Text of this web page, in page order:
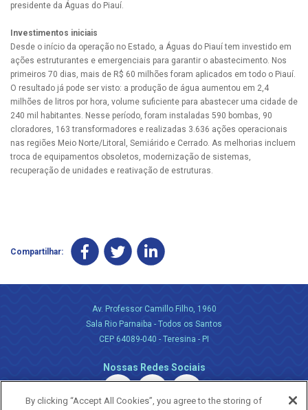
presidente da Águas do Piauí.
Investimentos iniciais
Desde o início da operação no Estado, a Águas do Piauí tem investido em
ações estruturantes e emergenciais para garantir o abastecimento. Nos
primeiros 70 dias, mais de R$ 60 milhões foram aplicados em todo o Piauí.
O resultado já pode ser visto: a produção de água aumentou em 2,4
milhões de litros por hora, volume suficiente para abastecer uma cidade de
240 mil habitantes. Nesse período, foram instaladas 590 bombas, 90
cloradores, 163 transformadores e realizadas 3.636 ações operacionais
nas regiões Meio Norte/Litoral, Semiárido e Cerrado. As melhorias incluem
troca de equipamentos obsoletos, modernização de sistemas,
recuperação de unidades e reativação de estruturas.
Compartilhar:
Av. Professor Camillo Filho, 1960
Sala Rio Parnaiba - Todos os Santos
CEP 64089-040 - Teresina - PI
Nossas Redes Sociais
By clicking “Accept All Cookies”, you agree to the storing of